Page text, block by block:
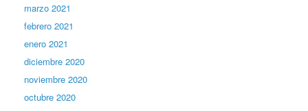
marzo 2021
febrero 2021
enero 2021
diciembre 2020
noviembre 2020
octubre 2020